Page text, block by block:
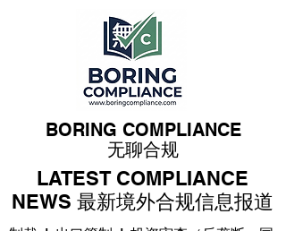
BORING COMPLIANCE
无聊合规
LATEST COMPLIANCE
NEWS 最新境外合规信息报道